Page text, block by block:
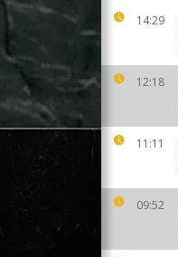
14:29
12:18
11:11
09:52